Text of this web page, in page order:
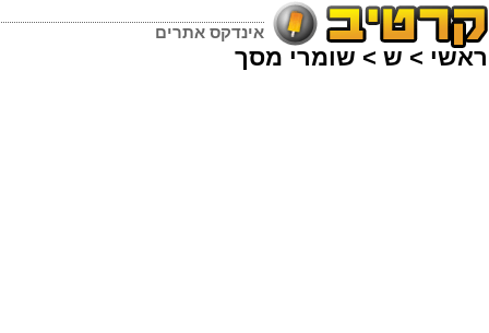
אינדקס אתרים
ראשי > ש > שומרי מסך